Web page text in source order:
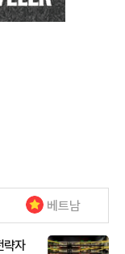
베트남
략자